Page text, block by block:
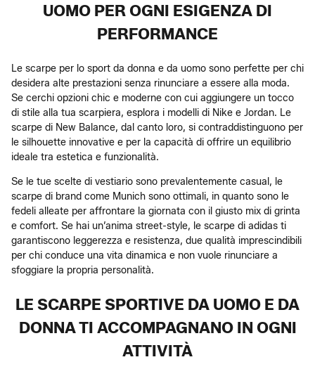
UOMO PER OGNI ESIGENZA DI
PERFORMANCE
Le scarpe per lo sport da donna e da uomo sono perfette per chi
desidera alte prestazioni senza rinunciare a essere alla moda.
Se cerchi opzioni chic e moderne con cui aggiungere un tocco
di stile alla tua scarpiera, esplora i modelli di Nike e Jordan. Le
scarpe di New Balance, dal canto loro, si contraddistinguono per
le silhouette innovative e per la capacità di offrire un equilibrio
ideale tra estetica e funzionalità.
Se le tue scelte di vestiario sono prevalentemente casual, le
scarpe di brand come Munich sono ottimali, in quanto sono le
fedeli alleate per affrontare la giornata con il giusto mix di grinta
e comfort. Se hai un’anima street-style, le scarpe di adidas ti
garantiscono leggerezza e resistenza, due qualità imprescindibili
per chi conduce una vita dinamica e non vuole rinunciare a
sfoggiare la propria personalità.
LE SCARPE SPORTIVE DA UOMO E DA
DONNA TI ACCOMPAGNANO IN OGNI
ATTIVITÀ